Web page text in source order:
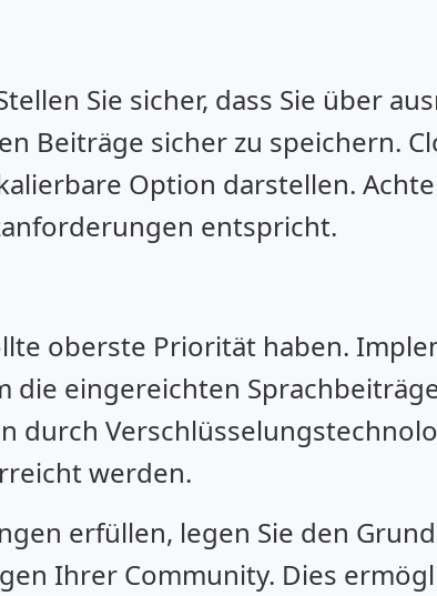
Sie sicher, dass Sie über
Beiträge sicher zu speichern.
Option darstellen.
entspricht.
oberste Priorität haben.
die eingereichten
durch
werden.
erfüllen, legen Sie den
Ihrer Community. Dies